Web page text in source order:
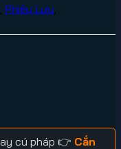
Phiêu Lưu
cú pháp 👉 Cắn